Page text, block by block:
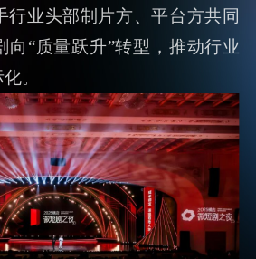
行业头部制片方、平台方共同
向“质量跃升”转型，推动行业
。